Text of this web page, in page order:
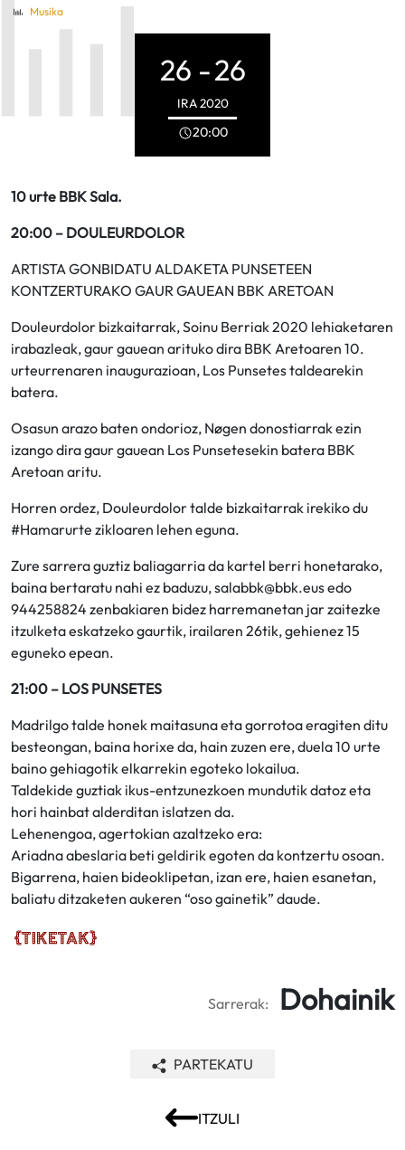
Musika
26 -26
IRA2020
20:00
10 urte BBK Sala.
20:00 – DOULEURDOLOR
ARTISTA GONBIDATU ALDAKETA PUNSETEEN
KONTZERTURAKO GAUR GAUEAN BBK ARETOAN
Douleurdolor bizkaitarrak, Soinu Berriak 2020 lehiaketaren
irabazleak, gaur gauean arituko dira BBK Aretoaren 10.
urteurrenaren inaugurazioan, Los Punsetes taldearekin
batera.
Osasun arazo baten ondorioz, Nøgen donostiarrak ezin
izango dira gaur gauean Los Punsetesekin batera BBK
Aretoan aritu.
Horren ordez, Douleurdolor talde bizkaitarrak irekiko du
#Hamarurte zikloaren lehen eguna.
Zure sarrera guztiz baliagarria da kartel berri honetarako,
baina bertaratu nahi ez baduzu, salabbk@bbk.eus edo
944258824 zenbakiaren bidez harremanetan jar zaitezke
itzulketa eskatzeko gaurtik, irailaren 26tik, gehienez 15
eguneko epean.
21:00 – LOS PUNSETES
Madrilgo talde honek maitasuna eta gorrotoa eragiten ditu
besteongan, baina horixe da, hain zuzen ere, duela 10 urte
baino gehiagotik elkarrekin egoteko lokailua.
Taldekide guztiak ikus-entzunezkoen mundutik datoz eta
hori hainbat alderditan islatzen da.
Lehenengoa, agertokian azaltzeko era:
Ariadna abeslaria beti geldirik egoten da kontzertu osoan.
Bigarrena, haien bideoklipetan, izan ere, haien esanetan,
baliatu ditzaketen aukeren “oso gainetik” daude.
Sarrerak: Dohainik
ITZULI
PARTEKATU